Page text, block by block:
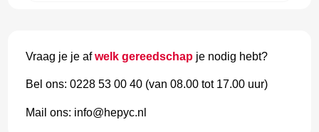
Vraag je je afwelk gereedschap je nodig hebt?
Bel ons: 0228 53 00 40 (van 08.00 tot 17.00 uur)
Mail ons: info@hepyc.nl